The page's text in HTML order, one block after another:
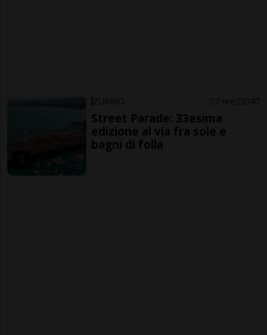
ZURIGO 7 ore 5 47
Street Parade: 33esima
edizione al via fra sole e
bagni di folla